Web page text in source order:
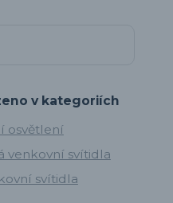
v kategoriích
osvětlení
venkovní svítidla
svítidla